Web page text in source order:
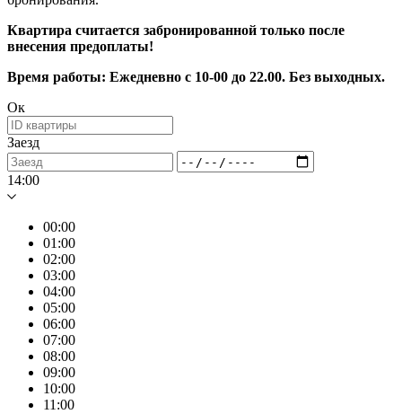
Квартира считается забронированной только после
внесения предоплаты!
Время работы: Ежедневно с 10-00 до 22.00. Без выходных.
Ок
Заезд
14:00
00:00
01:00
02:00
03:00
04:00
05:00
06:00
07:00
08:00
09:00
10:00
11:00